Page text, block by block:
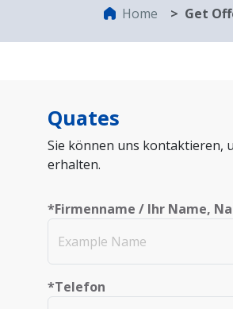
Home Get
Quates
Sie können uns kontaktieren,
erhalten.
*Firmenname / Ihr Name,
*Telefon